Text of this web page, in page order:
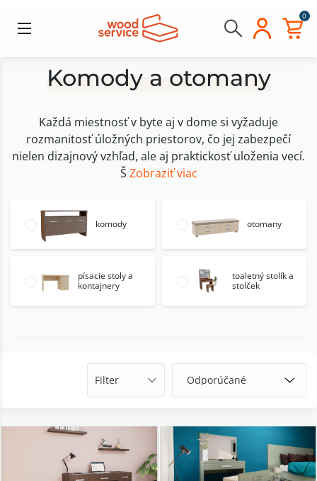
0
Komody a otomany
Každá miestnosť v byte aj v dome si vyžaduje
rozmanitosť úložných priestorov, čo jej zabezpečí
nielen dizajnový vzhľad, ale aj praktickosť uloženia vecí.
Š Zobraziť viac
komody otomany
písacie stoly a
kontajnery
toaletný stolík a
stolček
Filter